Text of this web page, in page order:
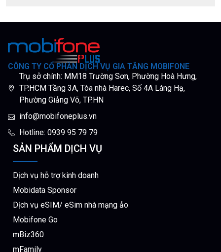
CÔNG TY CỔ PHẦN DỊCH VỤ GIA TĂNG MOBIFONE
Trụ sở chính: MM18 Trường Sơn, Phường Hoà Hưng,
TP.HCM Tầng 3A, Tòa nhà Harec, Số 4A Láng Hạ,
Phường Giảng Võ, TP.HN
info@mobifoneplus.vn
Hotline: 0939 95 79 79
SẢN PHẨM DỊCH VỤ
Dịch vụ hỗ trợ kinh doanh
Mobidata Sponsor
Dịch vụ eSIM/ eSim nhà mạng ảo
Mobifone Go
mBiz360
mFamily